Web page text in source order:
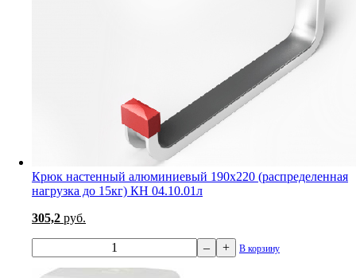
Крюк настенный алюминиевый 190х220 (распределенная
нагрузка до 15кг) КН 04.10.01л
305,2 руб.
– + В корзину